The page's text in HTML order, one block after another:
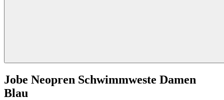
Jobe Neopren Schwimmweste Damen
Blau